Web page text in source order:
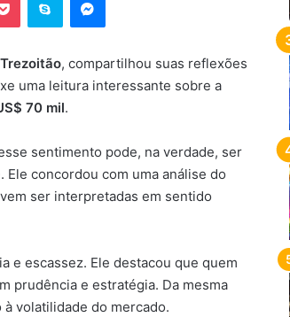
Trezoitão, compartilhou suas reflexões
uma leitura interessante sobre a
70 mil.
sentimento pode, na verdade, ser
concordou com uma análise do
ser interpretadas em sentido
e escassez. Ele destacou que quem
prudência e estratégia. Da mesma
volatilidade do mercado.